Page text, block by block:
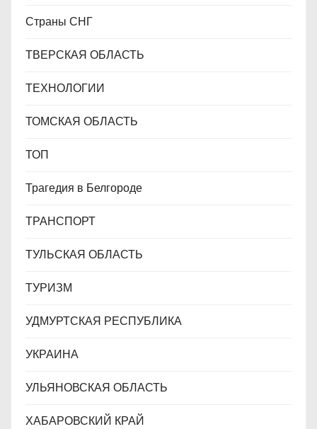
Страны СНГ
ТВЕРСКАЯ ОБЛАСТЬ
ТЕХНОЛОГИИ
ТОМСКАЯ ОБЛАСТЬ
ТОП
Трагедия в Белгороде
ТРАНСПОРТ
ТУЛЬСКАЯ ОБЛАСТЬ
ТУРИЗМ
УДМУРТСКАЯ РЕСПУБЛИКА
УКРАИНА
УЛЬЯНОВСКАЯ ОБЛАСТЬ
ХАБАРОВСКИЙ КРАЙ